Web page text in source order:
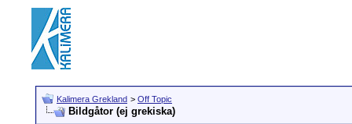
Kalimera Grekland > Off Topic
Bildgåtor (ej grekiska)